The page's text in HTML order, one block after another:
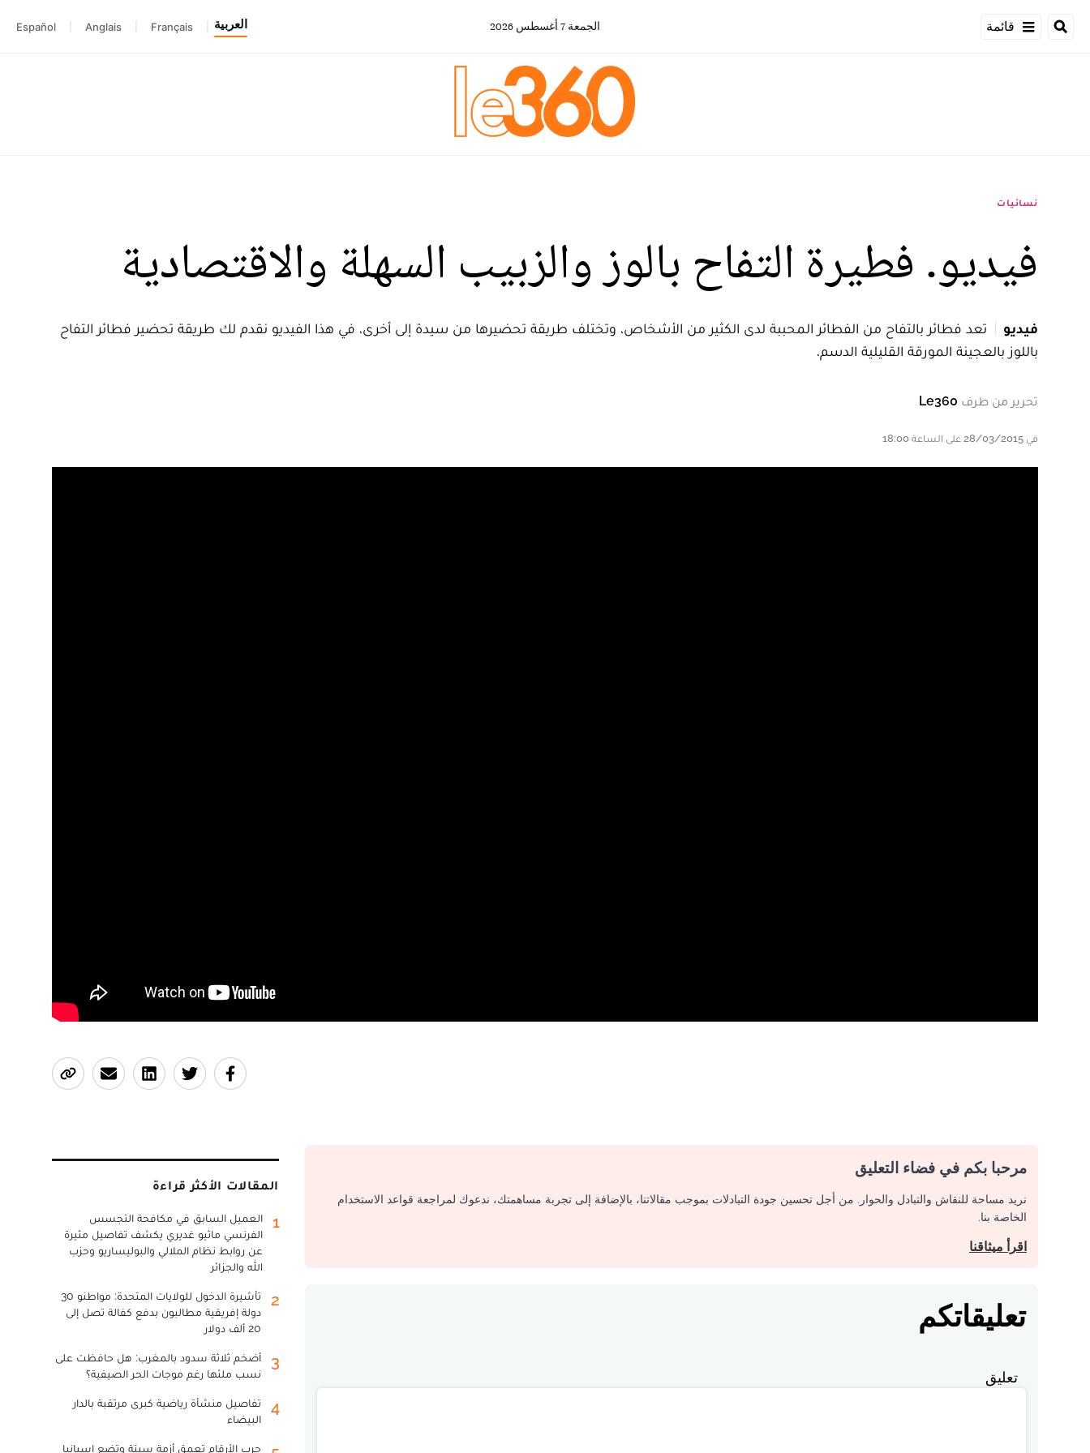
قائمة الجمعة 7 أغسطس 2026 العربية Français
Anglais
Español
نسائيات
فيديو. فطيرة التفاح بالوز والزبيب السهلة والاقتصادية
فيديو
تعد فطائر بالتفاح من الفطائر المحببة لدى الكثير من الأشخاص، وتختلف طريقة تحضيرها من سيدة إلى أخرى، في هذا الفيديو نقدم لك طريقة تحضير فطائر التفاح
باللوز بالعجينة المورقة القليلية الدسم.
تحرير من طرف Le360
في 28/03/2015 على الساعة 18:00
مرحبا بكم في فضاء التعليق
نريد مساحة للنقاش والتبادل والحوار. من أجل تحسين جودة التبادلات بموجب مقالاتنا، بالإضافة إلى تجربة مساهمتك، ندعوك لمراجعة قواعد الاستخدام
الخاصة بنا.
اقرأ ميثاقنا
تعليقاتكم
تعليق
المقالات الأكثر قراءة
1
العميل السابق في مكافحة التجسس
الفرنسي ماثيو غديري يكشف تفاصيل مثيرة
عن روابط نظام الملالي والبوليساريو وحزب
الله والجزائر
2
تأشيرة الدخول للولايات المتحدة: مواطنو 30
دولة إفريقية مطالبون بدفع كفالة تصل إلى
20 ألف دولار
3
أضخم ثلاثة سدود بالمغرب: هل حافظت على
نسب ملئها رغم موجات الحر الصيفية؟
4
تفاصيل منشأة رياضية كبرى مرتقبة بالدار
البيضاء
حرب الأرقام تعمق أزمة سبتة وتضع إسبانيا